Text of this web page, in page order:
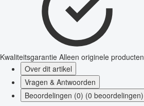
Kwaliteitsgarantie Alleen originele producten
Over dit artikel
Vragen & Antwoorden
Beoordelingen (0) (0 beoordelingen)